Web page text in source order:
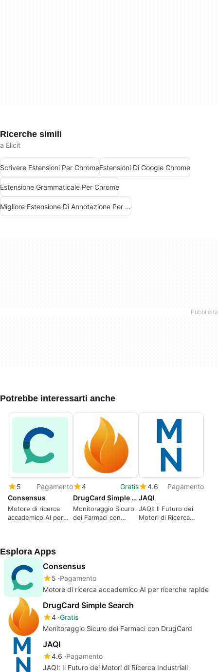
Ricerche simili
a Elicit
Scrivere Estensioni Per ChromeEstensioni Di Google Chrome
Estensione Grammaticale Per Chrome
Migliore Estensione Di Annotazione Per Chrome
Potrebbe interessarti anche
5
Pagamento
Consensus
Motore di ricerca
accademico AI per
4
Gratis
DrugCard Simple Search
Monitoraggio Sicuro
dei Farmaci con
4.6
Pagamento
JAQI
JAQI: Il Futuro dei
Motori di Ricerca
Esplora Apps
Consensus
5 Pagamento
Motore di ricerca accademico AI per ricerche rapide
DrugCard Simple Search
4 Gratis
Monitoraggio Sicuro dei Farmaci con DrugCard
JAQI
4.6 Pagamento
JAQI: Il Futuro dei Motori di Ricerca Industriali